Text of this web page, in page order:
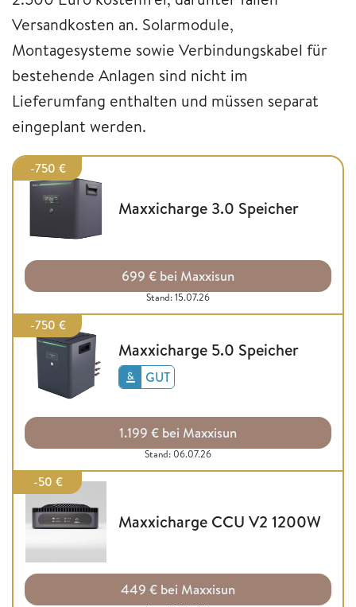
Versandkosten an. Solarmodule,
Montagesysteme sowie Verbindungskabel für
bestehende Anlagen sind nicht im
Lieferumfang enthalten und müssen separat
eingeplant werden.
-750 €
Maxxicharge 3.0 Speicher
699 € bei Maxxisun
Stand: 15.07.26
-750 €
Maxxicharge 5.0 Speicher
GUT
1.199 € bei Maxxisun
Stand: 06.07.26
-50 €
Maxxicharge CCU V2 1200W
449 € bei Maxxisun